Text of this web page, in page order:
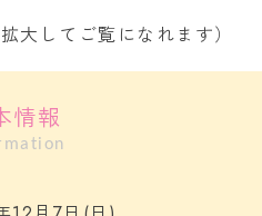
大してご覧になれます）
情報